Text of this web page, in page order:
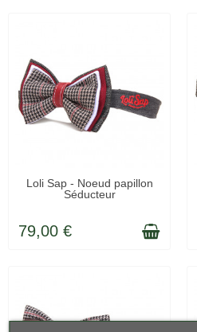
EN STOCK
Loli Sap - Noeud papillon
Séducteur
79,00 €